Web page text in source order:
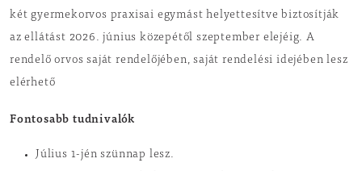
két gyermekorvos praxisai egymást helyettesítve biztosítják
az ellátást 2026. június közepétől szeptember elejéig. A
rendelő orvos saját rendelőjében, saját rendelési idejében lesz
elérhető
Fontosabb tudnivalók
Július 1-jén szünnap lesz.